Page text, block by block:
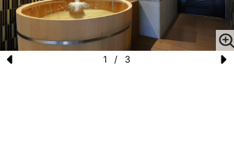
1 / 3